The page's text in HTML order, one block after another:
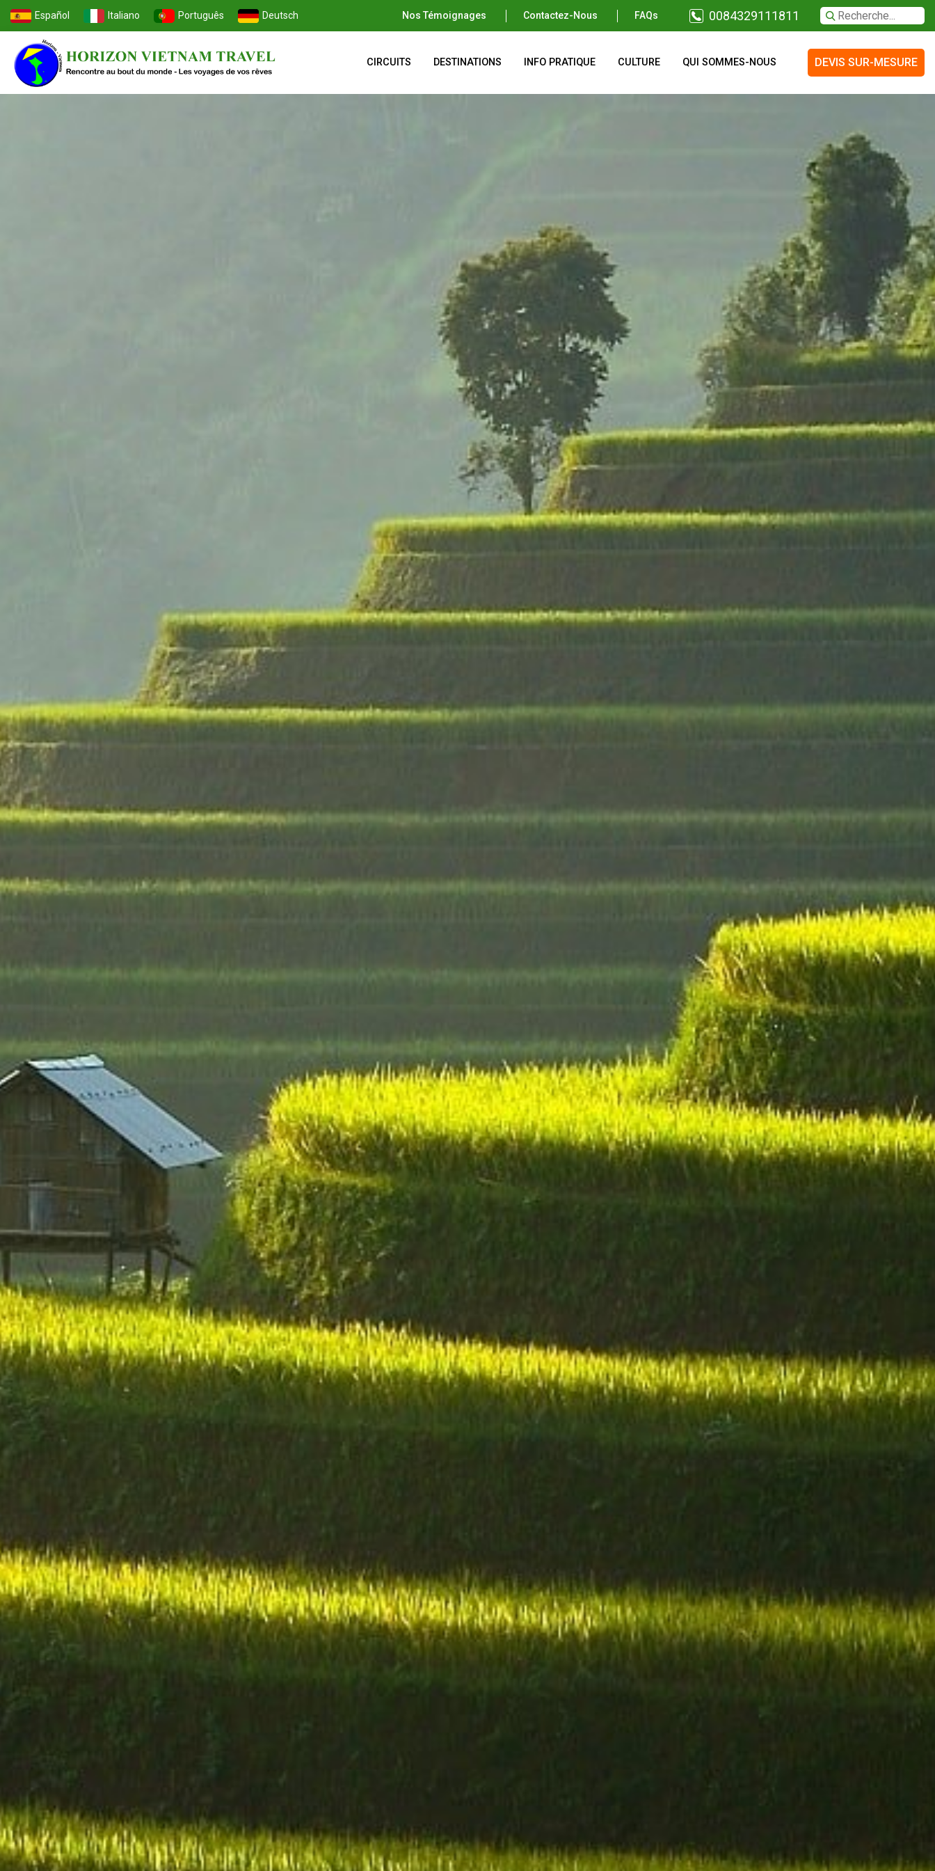
Español Italiano Português Deutsch Nos Témoignages Contactez-Nous FAQs 0084329111811
CIRCUITS DESTINATIONS INFO PRATIQUE CULTURE QUI SOMMES-NOUS DEVIS SUR-MESURE